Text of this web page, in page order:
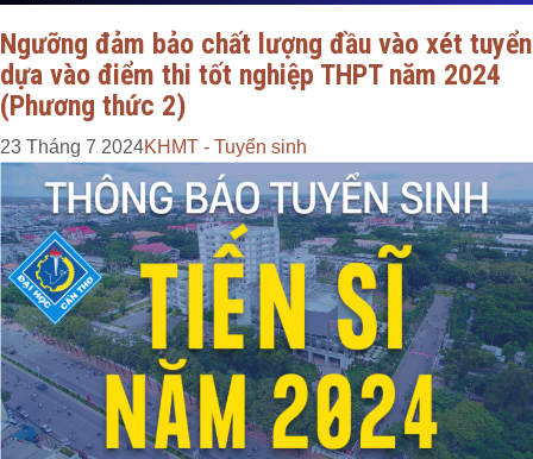
Ngưỡng đảm bảo chất lượng đầu vào xét tuyển
dựa vào điểm thi tốt nghiệp THPT năm 2024
(Phương thức 2)
23 Tháng 7 2024KHMT - Tuyển sinh